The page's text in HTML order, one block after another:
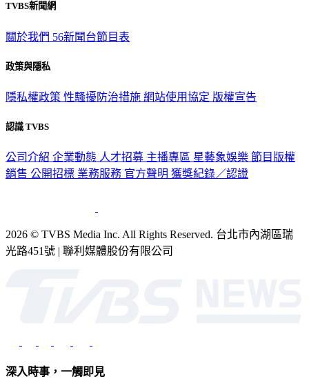
TVBS新聞網
關於我們 56新聞台節目表
政策與隱私
隱私權政策 性騷擾防治措施 網站使用協定 版權宣告
認識 TVBS
公司介紹 企業動態 人才招募 主播專區 星藝象娛樂 節目版權
銷售 公開招標 業務服務 官方聲明 獲獎紀錄／認證
2026 © TVBS Media Inc. All Rights Reserved. 台北市內湖區瑞
光路451號 | 聯利媒體股份有限公司
深入時事，一觸即見